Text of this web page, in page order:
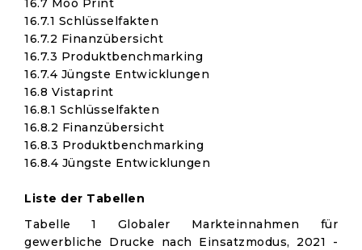
16.7 Moo Print
16.7.1 Schlüsselfakten
16.7.2 Finanzübersicht
16.7.3 Produktbenchmarking
16.7.4 Jüngste Entwicklungen
16.8 Vistaprint
16.8.1 Schlüsselfakten
16.8.2 Finanzübersicht
16.8.3 Produktbenchmarking
16.8.4 Jüngste Entwicklungen
Liste der Tabellen
Tabelle 1 Globaler Markteinnahmen für
gewerbliche Drucke nach Einsatzmodus, 2021 -